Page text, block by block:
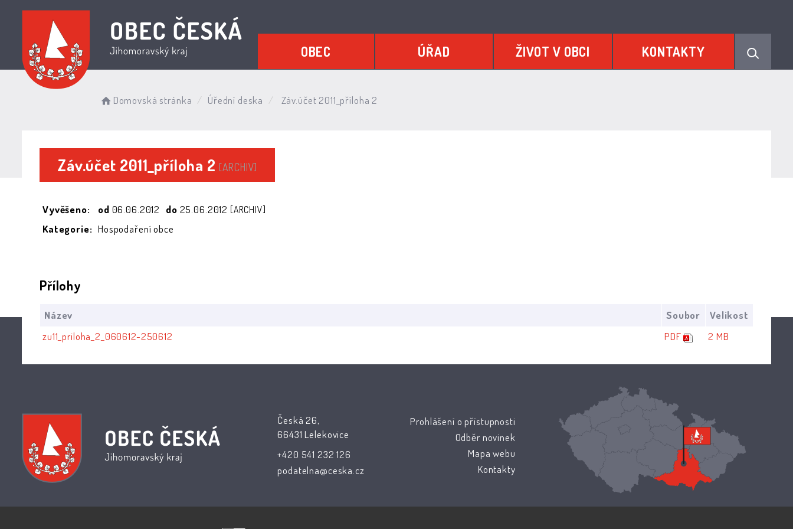
OBEC ÚŘAD ŽIVOT V OBCI KONTAKTY
Domovská stránka Úřední deska Záv.účet 2011_příloha 2
Záv.účet 2011_příloha 2 [ARCHIV]
Vyvěšeno: od 06.06.2012 do 25.06.2012 [ARCHIV]
Kategorie: Hospodaření obce
Přílohy
Název Soubor
Velikost
zu11_priloha_2_060612-250612
PDF 2 MB
Česká 26,
66431 Lelekovice
+420 541 232 126
podatelna@ceska.cz
Prohlášení o přístupnosti
Odběr novinek
Mapa webu
Kontakty